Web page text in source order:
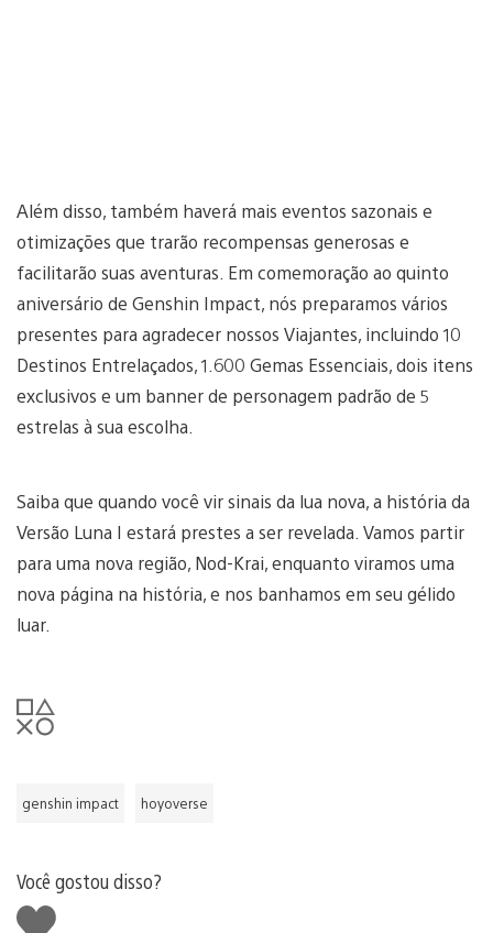
Além disso, também haverá mais eventos sazonais e
otimizações que trarão recompensas generosas e
facilitarão suas aventuras. Em comemoração ao quinto
aniversário de Genshin Impact, nós preparamos vários
presentes para agradecer nossos Viajantes, incluindo 10
Destinos Entrelaçados, 1.600 Gemas Essenciais, dois itens
exclusivos e um banner de personagem padrão de 5
estrelas à sua escolha.
Saiba que quando você vir sinais da lua nova, a história da
Versão Luna I estará prestes a ser revelada. Vamos partir
para uma nova região, Nod-Krai, enquanto viramos uma
nova página na história, e nos banhamos em seu gélido
luar.
genshin impact hoyoverse
Você gostou disso?
Curtir